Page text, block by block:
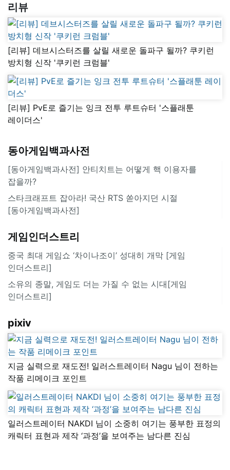
리뷰
[리뷰] 데브시스터즈를 살릴 새로운 돌파구 될까? 쿠키런
방치형 신작 '쿠키런 크럼블'
[리뷰] PvE로 즐기는 잉크 전투 루트슈터 '스플래툰
레이더스'
동아게임백과사전
[동아게임백과사전] 안티치트는 어떻게 핵 이용자를
잡을까?
스타크래프트 잡아라! 국산 RTS 쏟아지던 시절
[동아게임백과사전]
게임인더스트리
중국 최대 게임쇼 ‘차이나조이’ 성대히 개막 [게임
인더스트리]
소유의 종말, 게임도 더는 가질 수 없는 시대[게임
인더스트리]
pixiv
지금 실력으로 재도전! 일러스트레이터 Nagu 님이 전하는
작품 리메이크 포인트
일러스트레이터 NAKDI 님이 소중히 여기는 풍부한 표정의
캐릭터 표현과 제작 ‘과정’을 보여주는 남다른 진심